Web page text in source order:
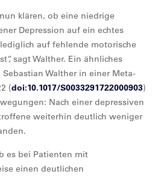
klären, ob eine niedrige
Depression auf ein echtes
auf fehlende motorische
sagt Walther. Ein ähnliches
Walther in einer Meta-
(doi:10.1017/S0033291722000903)
Nach einer depressiven
weiterhin deutlich weniger
es bei Patienten mit
einen deutlichen